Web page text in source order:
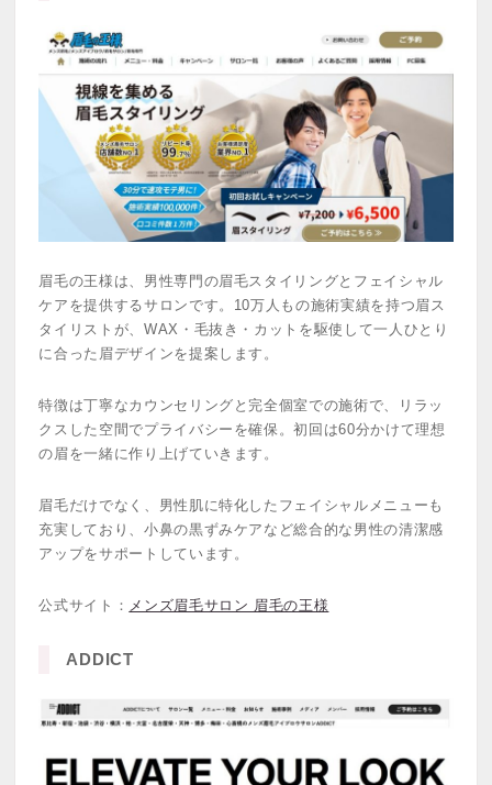
眉毛の王様は、男性専門の眉毛スタイリングとフェイシャル
ケアを提供するサロンです。10万人もの施術実績を持つ眉ス
タイリストが、WAX・毛抜き・カットを駆使して一人ひとり
に合った眉デザインを提案します。
特徴は丁寧なカウンセリングと完全個室での施術で、リラッ
クスした空間でプライバシーを確保。初回は60分かけて理想
の眉を一緒に作り上げていきます。
眉毛だけでなく、男性肌に特化したフェイシャルメニューも
充実しており、小鼻の黒ずみケアなど総合的な男性の清潔感
アップをサポートしています。
公式サイト： メンズ眉毛サロン 眉毛の王様
ADDICT